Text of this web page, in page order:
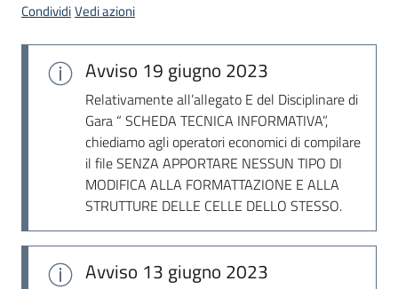
Piattaforme
telematiche
CondividiVedi azioni
Avviso 19 giugno 2023
Relativamente all’allegato E del Disciplinare di
Gara “ SCHEDA TECNICA INFORMATIVA”,
chiediamo agli operatori economici di compilare
il file SENZA APPORTARE NESSUN TIPO DI
MODIFICA ALLA FORMATTAZIONE E ALLA
STRUTTURE DELLE CELLE DELLO STESSO.
Avviso 13 giugno 2023